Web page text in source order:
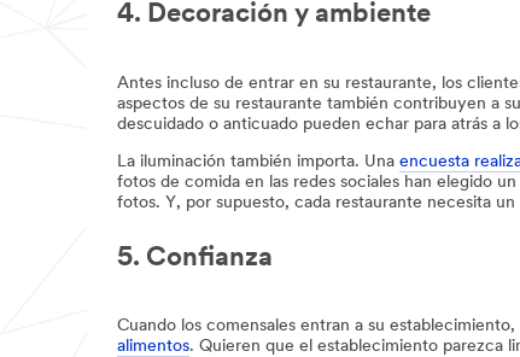
4. Decoración y ambiente
Antes incluso de entrar en su restaurante, los
aspectos de su restaurante también contribuyen a
descuidado o anticuado pueden echar para atrás a
La iluminación también importa. Una encuesta
fotos de comida en las redes sociales han elegido
fotos. Y, por supuesto, cada restaurante necesita
5. Confianza
Cuando los comensales entran a su
alimentos. Quieren que el establecimiento parezca